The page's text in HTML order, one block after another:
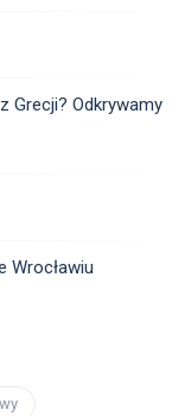
Grecji? Odkrywamy
Wrocławiu